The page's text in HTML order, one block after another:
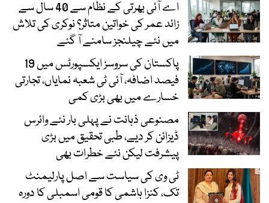
اے آئی بھرتی کے نظام سے 40 سال سے
زائد عمر کی خواتین متاثر؟ نوکری کی تلاش
میں نئے چیلنجز سامنے آ گئے
پاکستان کی سروسز ایکسپورٹس میں 19
فیصد اضافہ، آئی ٹی شعبہ نمایاں، تجارتی
خسارے میں بھی بڑی کمی
مصنوعی ذہانت نے پہلی بار نئے وائرس
ڈیزائن کر دیے، طبی تحقیق میں بڑی
پیشرفت لیکن نئے خطرات بھی
ٹی وی کی سیاست سے اصل پارلیمنٹ
تک، کنزا ہاشمی کا قومی اسمبلی کا دورہ